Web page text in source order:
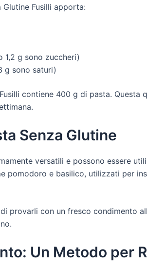
Fusilli apporta:
g sono zuccheri)
g sono saturi)
contiene 400 g di pasta.
Senza Glutine
versatili e possono essere
pomodoro e basilico, utilizzati per
provarli con un fresco condimento
Un Metodo per